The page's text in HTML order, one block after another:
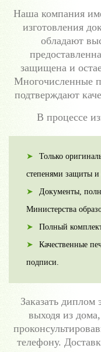
Наша компания
изготовления
обладают
защищена и
Многочисленные
подтверждают
В процессе
Только
степенями защиты и
Документы,
Министерства
Полный
Качественные
подписи.
Заказать диплом
выходя из
телефону.